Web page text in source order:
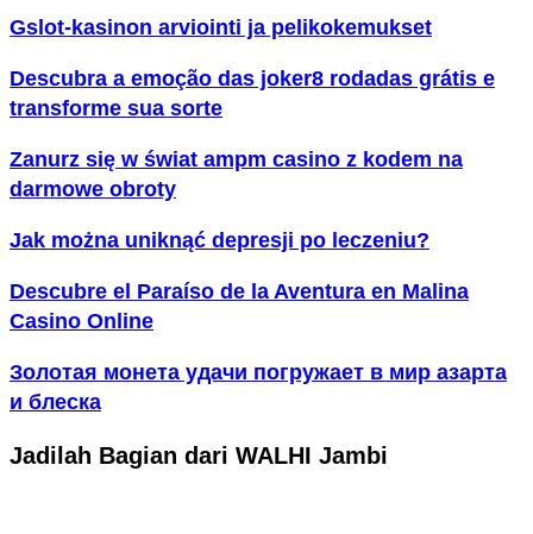
Gslot-kasinon arviointi ja pelikokemukset
Descubra a emoção das joker8 rodadas grátis e
transforme sua sorte
Zanurz się w świat ampm casino z kodem na
darmowe obroty
Jak można uniknąć depresji po leczeniu?
Descubre el Paraíso de la Aventura en Malina
Casino Online
Золотая монета удачи погружает в мир азарта
и блеска
Jadilah Bagian dari WALHI Jambi